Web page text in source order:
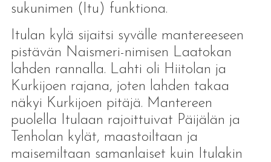
sukunimen (Itu) funktiona.
Itulan kylä sijaitsi syvälle mantereeseen
pistävän Naismeri-nimisen Laatokan
lahden rannalla. Lahti oli Hiitolan ja
Kurkijoen rajana, joten lahden takaa
näkyi Kurkijoen pitäjä. Mantereen
puolella Itulaan rajoittuivat Päijälän ja
Tenholan kylät, maastoiltaan ja
maisemiltaan samanlaiset kuin Itulakin